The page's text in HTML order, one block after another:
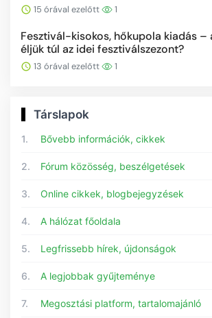
15 órával ezelőtt 1
Fesztivál-kisokos, hőkupola kiadás –
éljük túl az idei fesztiválszezont?
13 órával ezelőtt 1
Társlapok
1. Bővebb információk, cikkek
2. Fórum közösség, beszélgetések
3. Online cikkek, blogbejegyzések
4. A hálózat főoldala
5. Legfrissebb hírek, újdonságok
6. A legjobbak gyűjteménye
7. Megosztási platform, tartalomajánló